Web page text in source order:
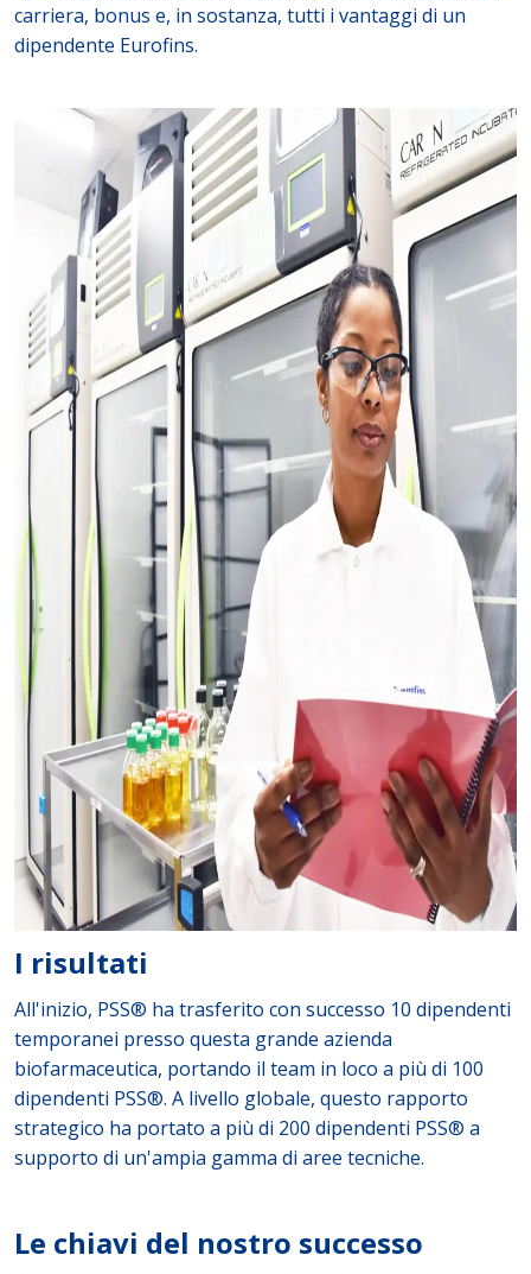
carriera, bonus e, in sostanza, tutti i vantaggi di un
dipendente Eurofins.
I risultati
All'inizio, PSS® ha trasferito con successo 10 dipendenti
temporanei presso questa grande azienda
biofarmaceutica, portando il team in loco a più di 100
dipendenti PSS®. A livello globale, questo rapporto
strategico ha portato a più di 200 dipendenti PSS® a
supporto di un'ampia gamma di aree tecniche.
Le chiavi del nostro successo